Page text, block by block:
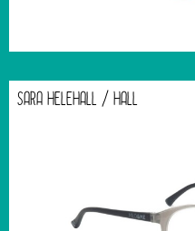
SARA HELEHALL / HALL